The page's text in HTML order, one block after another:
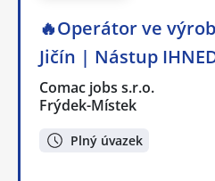
🔥Operátor ve
Jičín | Nástup
Comac jobs s.r.o.
Frýdek-Místek
Plný úvazek